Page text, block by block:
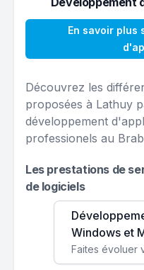
En savoir plus
Découvrez les
proposées à Lathuy
développement
professionels au
Les prestations de
de logiciels
Windows et